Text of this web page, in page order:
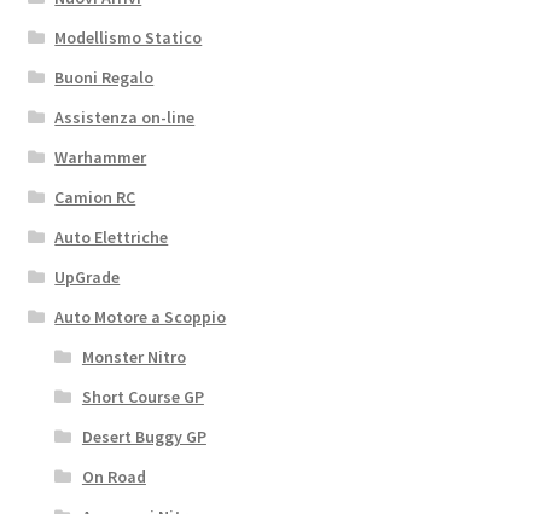
Modellismo Statico
Buoni Regalo
Assistenza on-line
Warhammer
Camion RC
Auto Elettriche
UpGrade
Auto Motore a Scoppio
Monster Nitro
Short Course GP
Desert Buggy GP
On Road